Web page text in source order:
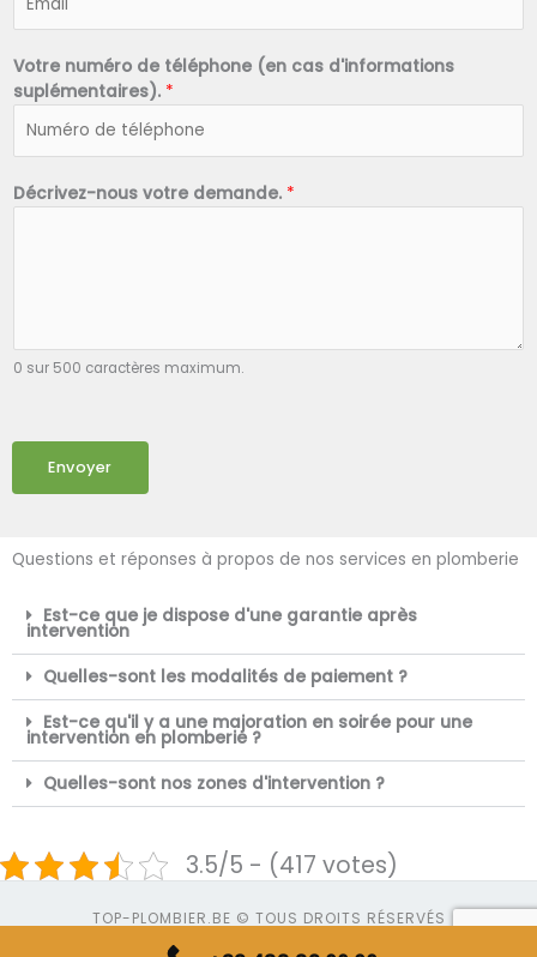
Votre numéro de téléphone (en cas d'informations
suplémentaires). *
Décrivez-nous votre demande. *
0 sur 500 caractères maximum.
Envoyer
Questions et réponses à propos de nos services en plomberie
Est-ce que je dispose d'une garantie après
intervention
Quelles-sont les modalités de paiement ?
Est-ce qu'il y a une majoration en soirée pour une
intervention en plomberie ?
Quelles-sont nos zones d'intervention ?
3.5/5 - (417 votes)
TOP-PLOMBIER.BE © TOUS DROITS RÉSERVÉS